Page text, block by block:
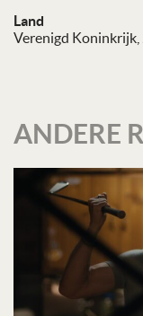
Land
Verenigd Koninkrijk,
ANDERE